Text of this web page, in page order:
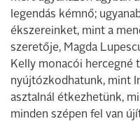
legendás kémnő;
ékszereinket, mint a
szeretője, Magda
Kelly monacói hercegné
nyújtózkodhatunk, mint
asztalnál étkezhetünk,
minden szépen fel van